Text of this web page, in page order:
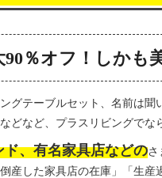
％オフ！しかも
グテーブルセット、名前は
どなど、プラスリビングでな
ド、有名家具店などのさ
産した家具店の在庫」「生